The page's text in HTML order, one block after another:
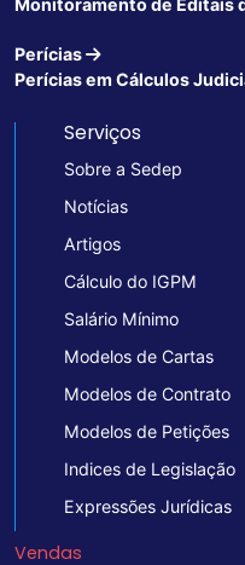
Perícias
Perícias em Cálculos
Serviços
Sobre a Sedep
Notícias
Artigos
Cálculo do IGPM
Salário Mínimo
Modelos de Cartas
Modelos de Contrato
Modelos de Petições
Indices de Legislação
Expressões Jurídicas
Vendas